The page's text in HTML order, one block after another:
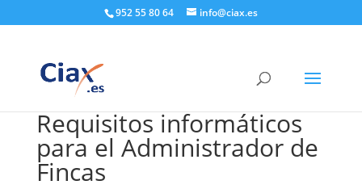
952 55 80 64 info@ciax.es
Requisitos informáticos
para el Administrador de
Fincas